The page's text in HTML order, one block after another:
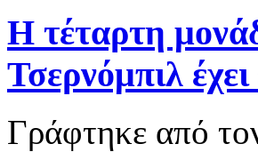
Η τέταρτη
Τσερνόμπιλ έχει
Γράφτηκε από